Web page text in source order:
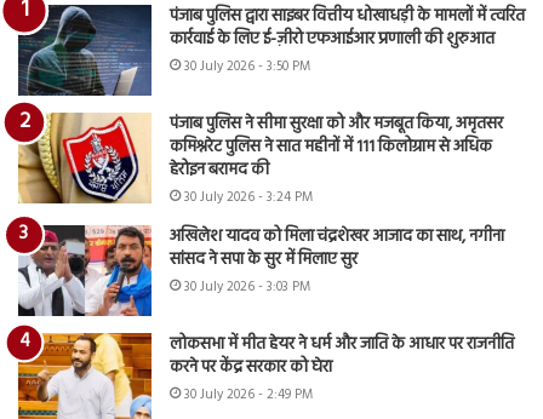
पंजाब पुलिस द्वारा साइबर वित्तीय धोखाधड़ी के मामलों में त्वरित
कार्रवाई के लिए ई-ज़ीरो एफआईआर प्रणाली की शुरुआत
30 July 2026 - 3:50 PM
पंजाब पुलिस ने सीमा सुरक्षा को और मजबूत किया, अमृतसर
कमिश्नरेट पुलिस ने सात महीनों में 111 किलोग्राम से अधिक
हेरोइन बरामद की
30 July 2026 - 3:24 PM
अखिलेश यादव को मिला चंद्रशेखर आजाद का साथ, नगीना
सांसद ने सपा के सुर में मिलाए सुर
30 July 2026 - 3:03 PM
लोकसभा में मीत हेयर ने धर्म और जाति के आधार पर राजनीति
करने पर केंद्र सरकार को घेरा
30 July 2026 - 2:49 PM